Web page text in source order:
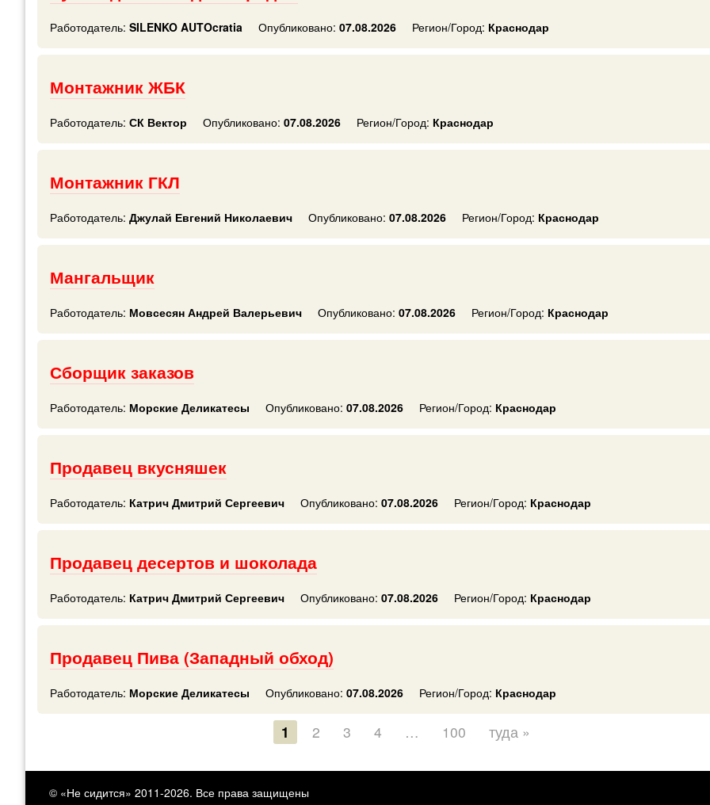
Работодатель: SILENKO AUTOcratia Опубликовано: 07.08.2026 Регион/Город: Краснодар
Монтажник ЖБК
Работодатель: СК Вектор Опубликовано: 07.08.2026 Регион/Город: Краснодар
Монтажник ГКЛ
Работодатель: Джулай Евгений Николаевич Опубликовано: 07.08.2026 Регион/Город: Краснодар
Мангальщик
Работодатель: Мовсесян Андрей Валерьевич Опубликовано: 07.08.2026 Регион/Город: Краснодар
Сборщик заказов
Работодатель: Морские Деликатесы Опубликовано: 07.08.2026 Регион/Город: Краснодар
Продавец вкусняшек
Работодатель: Катрич Дмитрий Сергеевич Опубликовано: 07.08.2026 Регион/Город: Краснодар
Продавец десертов и шоколада
Работодатель: Катрич Дмитрий Сергеевич Опубликовано: 07.08.2026 Регион/Город: Краснодар
Продавец Пива (Западный обход)
Работодатель: Морские Деликатесы Опубликовано: 07.08.2026 Регион/Город: Краснодар
1 2 3 4 … 100 туда »
© «Не сидится» 2011-2026. Все права защищены